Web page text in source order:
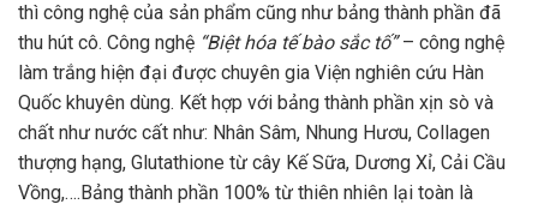
thì công nghệ của sản phẩm cũng như bảng thành phần đã
thu hút cô. Công nghệ “Biệt hóa tế bào sắc tố”– công nghệ
làm trắng hiện đại được chuyên gia Viện nghiên cứu Hàn
Quốc khuyên dùng. Kết hợp với bảng thành phần xịn sò và
chất như nước cất như: Nhân Sâm, Nhung Hươu, Collagen
thượng hạng, Glutathione từ cây Kế Sữa, Dương Xỉ, Cải Cầu
Vồng,….Bảng thành phần 100% từ thiên nhiên lại toàn là